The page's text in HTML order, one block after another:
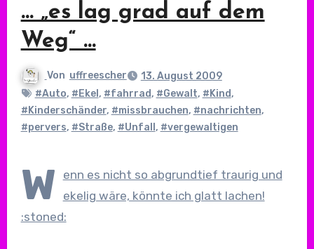
… „es lag grad auf dem
Weg“ …
Von uffreescher
13. August 2009
#Auto, #Ekel , #fahrrad, #Gewalt, #Kind,
#Kinderschänder, #missbrauchen, #nachrichten,
#pervers, #Straße, #Unfall , #vergewaltigen
W
enn es nicht so abgrundtief traurig und
ekelig wäre, könnte ich glatt lachen!
:stoned: